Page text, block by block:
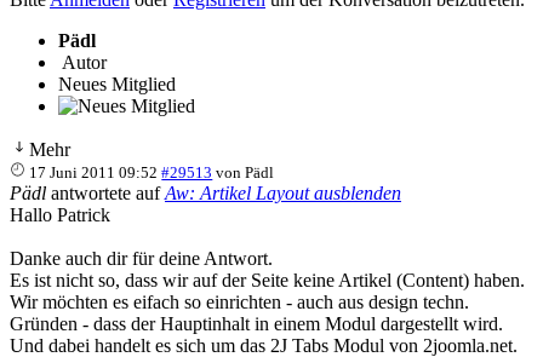
Pädl
Autor
Neues Mitglied
Mehr
17 Juni 2011 09:52 #29513 vonPädl
Pädl antwortete aufAw: Artikel Layout ausblenden
Hallo Patrick
Danke auch dir für deine Antwort.
Es ist nicht so, dass wir auf der Seite keine Artikel (Content) haben.
Wir möchten es eifach so einrichten - auch aus design techn.
Gründen - dass der Hauptinhalt in einem Modul dargestellt wird.
Und dabei handelt es sich um das 2J Tabs Modul von 2joomla.net.